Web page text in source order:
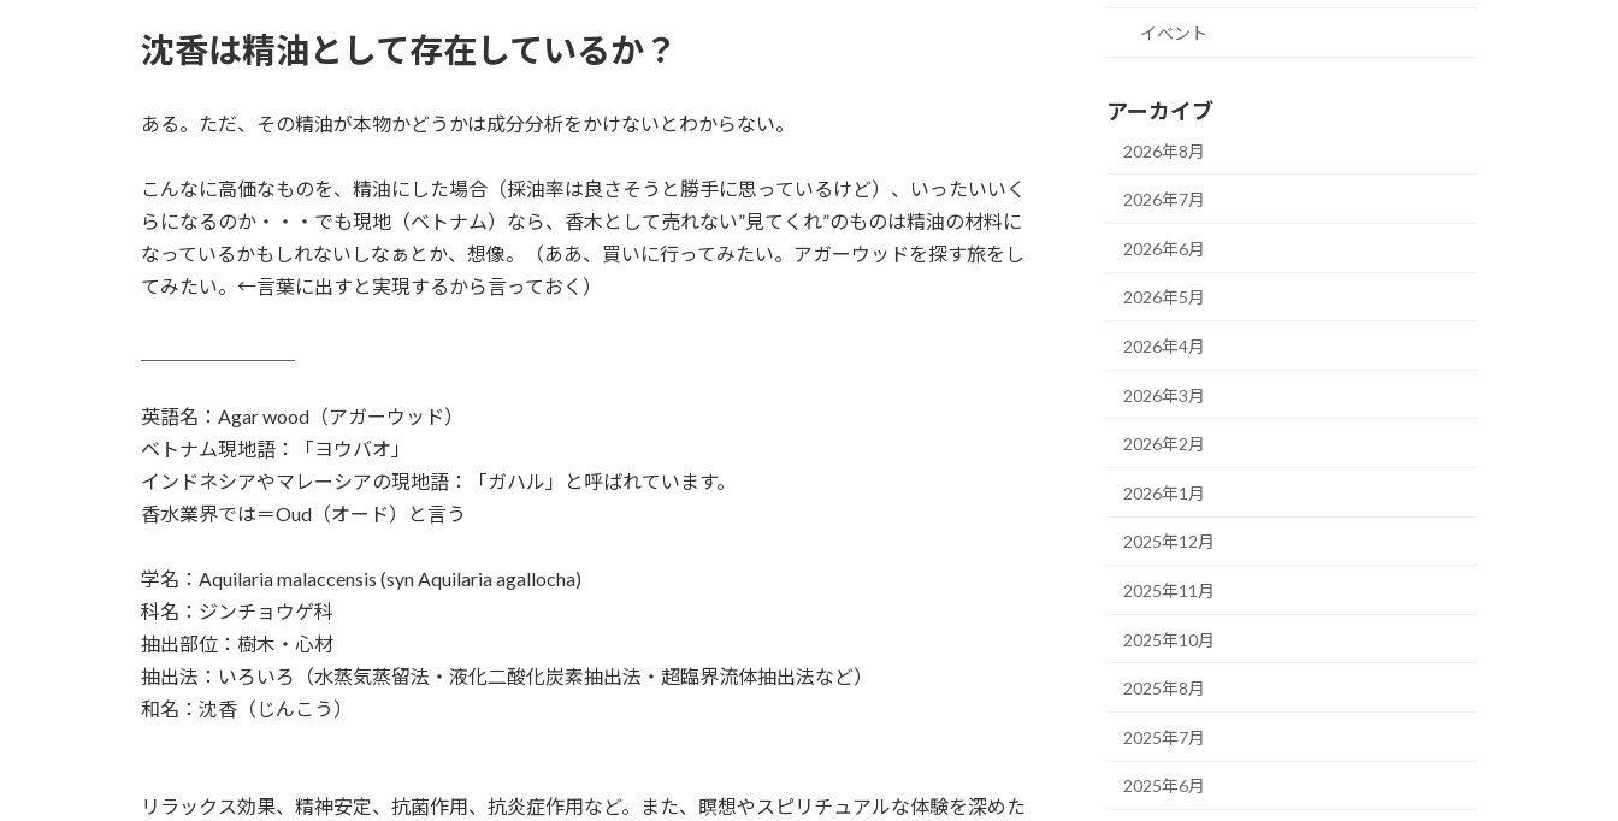
沈香は精油として存在しているか？
ある。ただ、その精油が本物かどうかは成分分析をかけないとわからない。
こんなに高価なものを、精油にした場合（採油率は良さそうと勝手に思っているけど）、いったいいく
らになるのか・・・でも現地（ベトナム）なら、香木として売れない”見てくれ”のものは精油の材料に
なっているかもしれないしなぁとか、想像。（ああ、買いに行ってみたい。アガーウッドを探す旅をし
てみたい。←言葉に出すと実現するから言っておく）
英語名：Agar wood（アガーウッド）
ベトナム現地語：「ヨウバオ」
インドネシアやマレーシアの現地語：「ガハル」と呼ばれています。
香水業界では＝Oud（オード）と言う
学名：Aquilaria malaccensis (syn Aquilaria agallocha)
科名：ジンチョウゲ科
抽出部位：樹木・心材
抽出法：いろいろ（水蒸気蒸留法・液化二酸化炭素抽出法・超臨界流体抽出法など）
和名：沈香（じんこう）
リラックス効果、精神安定、抗菌作用、抗炎症作用など。また、瞑想やスピリチュアルな体験を深めた
イベント
アーカイブ
2026年8月
2026年7月
2026年6月
2026年5月
2026年4月
2026年3月
2026年2月
2026年1月
2025年12月
2025年11月
2025年10月
2025年8月
2025年7月
2025年6月